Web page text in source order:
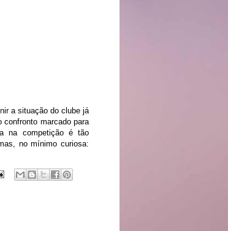
a situação do clube já
confronto marcado para
na competição é tão
no mínimo curiosa: